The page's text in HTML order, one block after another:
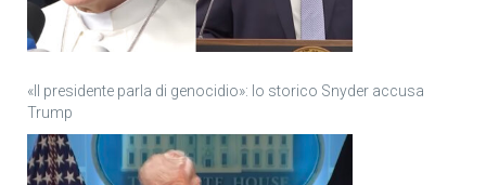
«Il presidente parla di genocidio»: lo storico Snyder accusa
Trump